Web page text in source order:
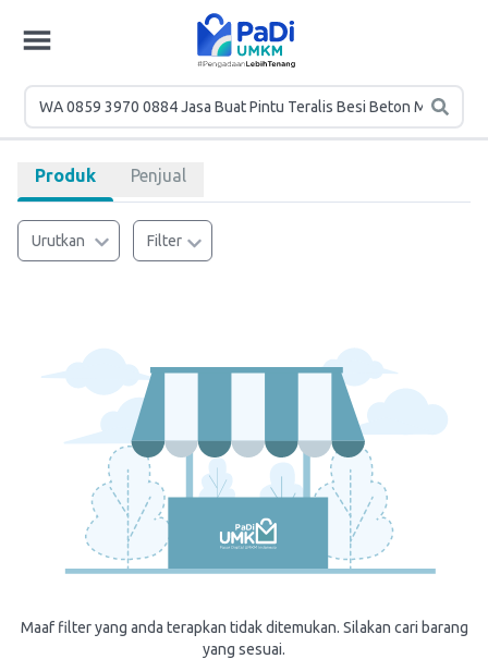
Produk Penjual
Urutkan Filter
Maaf filter yang anda terapkan tidak ditemukan. Silakan cari barang
yang sesuai.